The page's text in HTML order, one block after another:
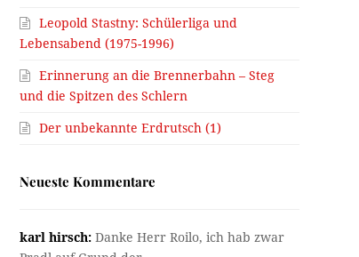
Leopold Stastny: Schülerliga und
Lebensabend (1975-1996)
Erinnerung an die Brennerbahn – Steg
und die Spitzen des Schlern
Der unbekannte Erdrutsch (1)
Neueste Kommentare
karl hirsch: Danke Herr Roilo, ich hab zwar